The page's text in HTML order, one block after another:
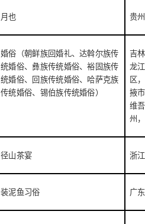
月也 贵
婚俗（朝鲜族回婚礼、达斡尔族传
统婚俗、彝族传统婚俗、裕固族传
统婚俗、回族传统婚俗、哈萨克族
传统婚俗、锡伯族传统婚俗）
吉
龙
区
掖
维
州
径山茶宴 浙
装泥鱼习俗 广